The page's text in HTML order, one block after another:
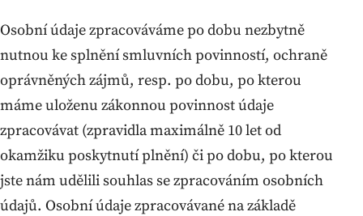
Osobní údaje zpracováváme po dobu nezbytně
nutnou ke splnění smluvních povinností, ochraně
oprávněných zájmů, resp. po dobu, po kterou
máme uloženu zákonnou povinnost údaje
zpracovávat (zpravidla maximálně 10 let od
okamžiku poskytnutí plnění) či po dobu, po kterou
jste nám udělili souhlas se zpracováním osobních
údajů. Osobní údaje zpracovávané na základě